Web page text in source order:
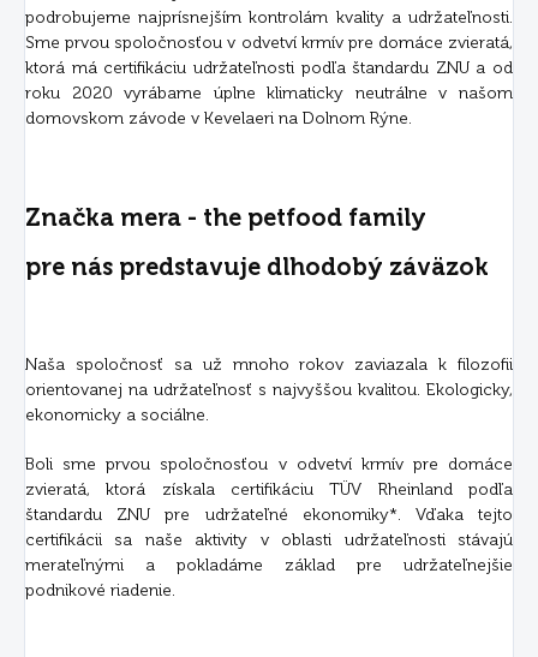
podrobujeme najprísnejším kontrolám kvality a udržateľnosti.
Sme prvou spoločnosťou v odvetví krmív pre domáce zvieratá,
ktorá má certifikáciu udržateľnosti podľa štandardu ZNU a od
roku 2020 vyrábame úplne klimaticky neutrálne v našom
domovskom závode v Kevelaeri na Dolnom Rýne.
Značka mera - the petfood family
pre nás predstavuje dlhodobý záväzok
Naša spoločnosť sa už mnoho rokov zaviazala k filozofii
orientovanej na udržateľnosť s najvyššou kvalitou. Ekologicky,
ekonomicky a sociálne.
Boli sme prvou spoločnosťou v odvetví krmív pre domáce
zvieratá, ktorá získala certifikáciu TÜV Rheinland podľa
štandardu ZNU pre udržateľné ekonomiky*. Vďaka tejto
certifikácii sa naše aktivity v oblasti udržateľnosti stávajú
merateľnými a pokladáme základ pre udržateľnejšie
podnikové riadenie.